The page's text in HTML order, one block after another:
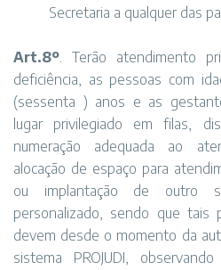
Secretaria a qualquer das
Art.8º. Terão atendimento
deficiência, as pessoas com
(sessenta ) anos e as
lugar privilegiado em filas,
numeração adequada ao
alocação de espaço para
ou implantação de outro
personalizado, sendo que tais
devem desde o momento da
sistema PROJUDI,